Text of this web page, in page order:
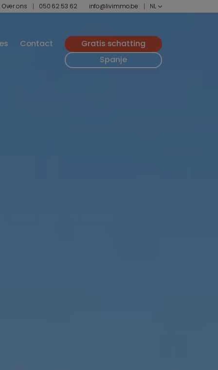
Over ons 050 62 53 62 info@livimmo.be NL
Contact
Gratis schatting
Spanje